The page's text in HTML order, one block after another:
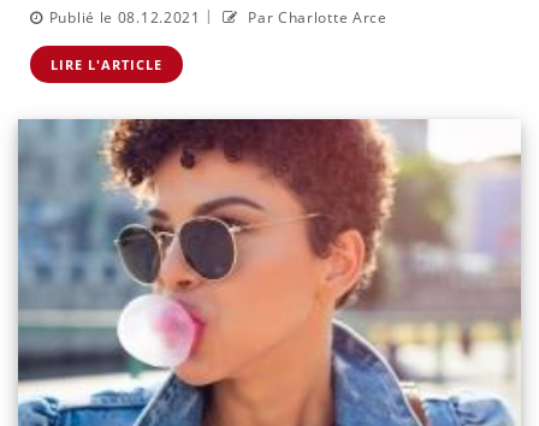
Publié le 08.12.2021 | Par Charlotte Arce
LIRE L'ARTICLE